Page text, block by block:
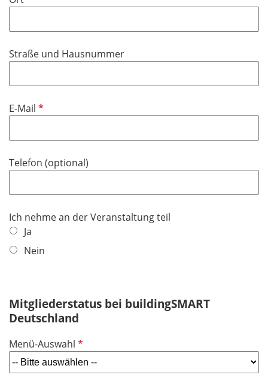
Straße und Hausnummer
E-Mail P
c
t
e
d
Telefon (optional)
Ich nehme an der Veranstaltung teil
Ja
Nein
Mitgliederstatus bei buildingSMART
Deutschland
Menü-Auswahl P
f
l